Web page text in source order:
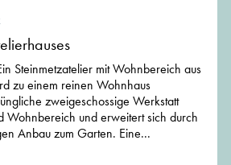
Steinmetzatelier mit Wohnbereich aus
zu einem reinen Wohnhaus
zweigeschossige Werkstatt
Wohnbereich und erweitert sich durch
Anbau zum Garten. Eine...